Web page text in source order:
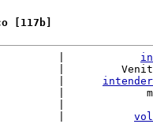
[117b]
|
|